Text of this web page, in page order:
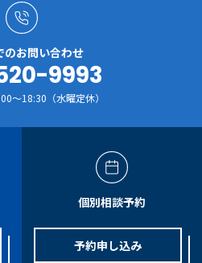
のお問い合わせ
9993
～18:30（水曜定休）
個別相談予約
予約申し込み